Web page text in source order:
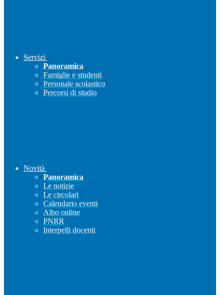
Servizi
Panoramica
Famiglie e studenti
Personale scolastico
Percorsi di studio
Novità
Panoramica
Le notizie
Le circolari
Calendario eventi
Albo online
PNRR
Interpelli docenti